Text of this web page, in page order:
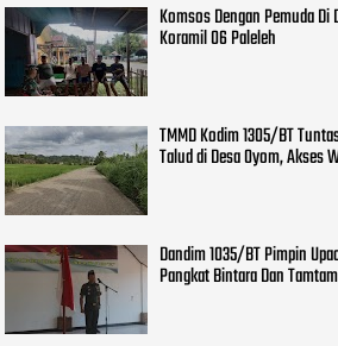
Komsos Dengan Pemuda
Koramil 06 Paleleh
TMMD Kodim 1305/BT
Talud di Desa Oyom, Akses
Dandim 1035/BT Pimpin
Pangkat Bintara Dan